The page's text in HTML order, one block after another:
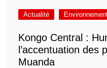
Actualité
Kongo Central :
l’accentuation des
Muanda